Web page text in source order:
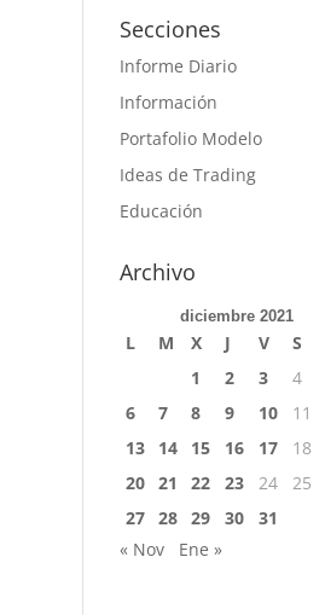
Secciones
Informe Diario
Información
Portafolio Modelo
Ideas de Trading
Educación
Archivo
diciembre 2021
L M X J V S
1
2 3 4
6
7 8 9 10 11
13
14 15 16 17 18
20 21 22 23 24 25
27 28 29 30
31
« Nov
Ene »